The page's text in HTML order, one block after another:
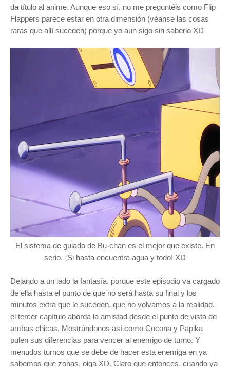
da título al anime. Aunque eso sí, no me preguntéis como Flip
Flappers parece estar en otra dimensión (véanse las cosas
raras que allí suceden) porque yo aun sigo sin saberlo XD
El sistema de guiado de Bu-chan es el mejor que existe. En
serio. ¡Si hasta encuentra agua y todo! XD
Dejando a un lado la fantasía, porque este episodio va cargado
de ella hasta el punto de que no será hasta su final y los
minutos extra que le suceden, que no volvamos a la realidad,
el tercer capítulo aborda la amistad desde el punto de vista de
ambas chicas. Mostrándonos así como Cocona y Papika
pulen sus diferencias para vencer al enemigo de turno. Y
menudos turnos que se debe de hacer esta enemiga en ya
sabemos que zonas, oiga XD. Claro que entonces, cuando ya